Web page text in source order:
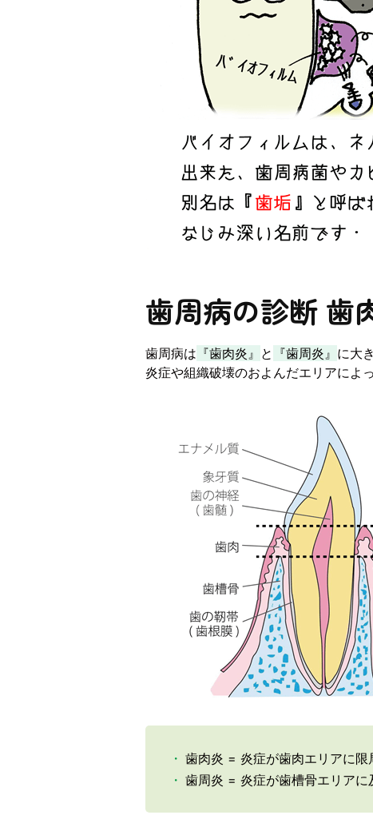
歯周病の診断 歯
歯周病は 『歯肉炎』 と 『歯周炎』 に大
炎症や組織破壊のおよんだエリアによ
歯肉炎 = 炎症が歯肉エリアに限
歯周炎 = 炎症が歯槽骨エリアに